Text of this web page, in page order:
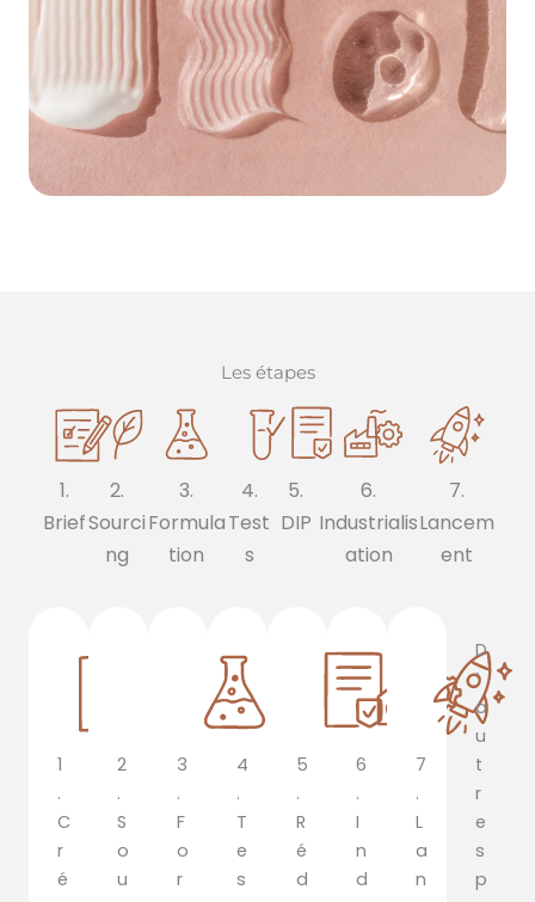
Les étapes
1.
Brief
2.
Sourci
ng
3.
Formula
tion
4.
Test
s
5.
DIP
6.
Industrialis
ation
7.
Lancem
ent
1
.
C
r
é
4
.
T
e
s
6
.
I
n
d
7
.
L
a
n
2
.
S
o
u
3
.
F
o
r
5
.
R
é
d
D
’
a
u
t
r
e
s
p